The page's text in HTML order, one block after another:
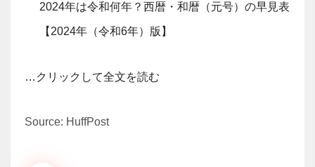
2024年は令和何年？西暦・和暦（元号）の早見表
【2024年（令和6年）版】
…クリックして全文を読む
Source: HuffPost